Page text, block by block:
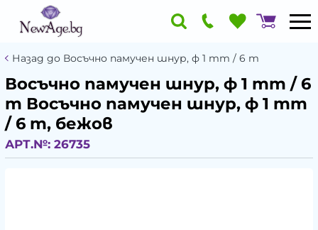
Назад до Восъчно памучен шнур, ф 1 mm / 6 m
Восъчно памучен шнур, ф 1 mm / 6
m Восъчно памучен шнур, ф 1 mm
/ 6 m, бежов
АРТ.№: 26735